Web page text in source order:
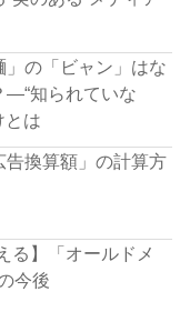
の「ビャン」はな
―“知られていな
とは
告換算額」の計算方
る】「オールドメ
今後